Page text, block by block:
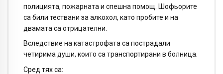
полицията, пожарната и спешна помощ. Шофьорите
са били тествани за алкохол, като пробите и на
двамата са отрицателни.
Вследствие на катастрофата са пострадали
четирима души, които са транспортирани в болница.
Сред тях са: